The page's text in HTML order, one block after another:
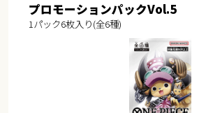
プロモーションパックVol.5
1パック6枚入り(全6種)